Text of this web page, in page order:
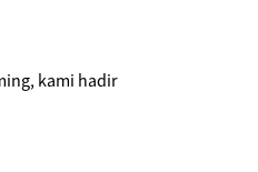
kami hadir